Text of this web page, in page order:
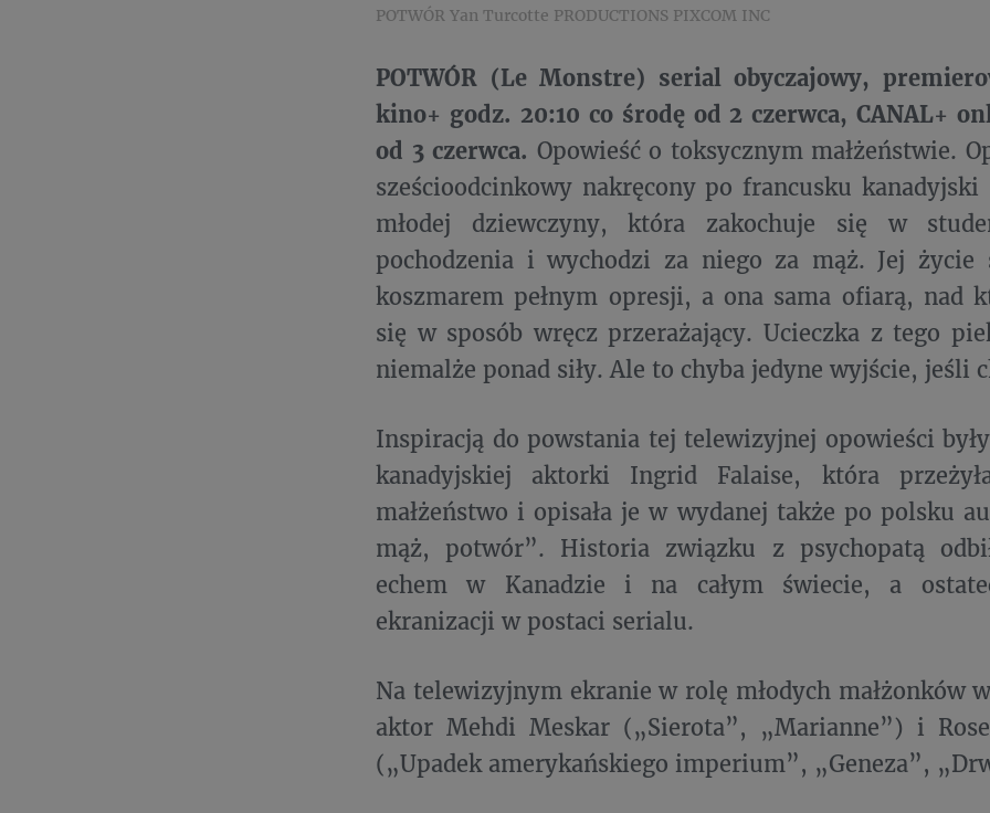
POTWÓR Yan Turcotte PRODUCTIONS PIXCOM INC
POTWÓR (Le Monstre) serial obyczajowy,
kino+ godz. 20:10 co środę od 2 czerwca, CANAL+
od 3 czerwca. Opowieść o toksycznym małżeństwie.
sześcioodcinkowy nakręcony po francusku
młodej dziewczyny, która zakochuje się w
pochodzenia i wychodzi za niego za mąż. Jej życie
koszmarem pełnym opresji, a ona sama ofiarą, nad
się w sposób wręcz przerażający. Ucieczka z tego
niemalże ponad siły. Ale to chyba jedyne wyjście, jeśli
Inspiracją do powstania tej telewizyjnej opowieści
kanadyjskiej aktorki Ingrid Falaise, która
małżeństwo i opisała je w wydanej także po polsku
mąż, potwór”. Historia związku z psychopatą
echem w Kanadzie i na całym świecie, a
ekranizacji w postaci serialu.
Na telewizyjnym ekranie w rolę młodych małżonków
aktor Mehdi Meskar („Sierota”, „Marianne”) i
(„Upadek amerykańskiego imperium”, „Geneza”,